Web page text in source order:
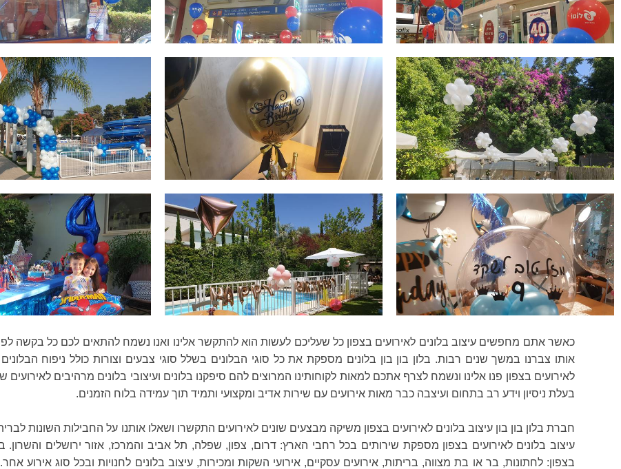
כאשר אתם מחפשים עיצוב בלונים לאירועים בצפון כל שעליכם לעשות הוא להתקשר אלינו ואנו נשמח להתאים לכם כל בקשה
אותו צברנו במשך שנים רבות. בלון בון בון בלונים מספקת את כל סוגי הבלונים בשלל סוגי צבעים וצורות כולל ניפוח
לאירועים בצפון פנו אלינו ונשמח לצרף אתכם למאות לקוחותינו המרוצים להם סיפקנו בלונים ועיצובי בלונים מרהיבים לאירועים
בעלת ניסיון וידע רב בתחום ועיצבה כבר מאות אירועים עם שירות אדיב ומקצועי ותמיד תוך עמידה בלוח הזמנים.
חברת בלון בון בון עיצוב בלונים לאירועים בצפון משיקה מבצעים שונים לאירועים התקשרו ושאלו אותנו על החבילות השונות
עיצוב בלונים לאירועים בצפון מספקת שירותים בכל רחבי הארץ: דרום, צפון, שפלה, תל אביב והמרכז, אזור ירושלים והשרון.
בצפון: לחתונות, בר או בת מצווה, בריתות, אירועים עסקיים, אירועי השקות ומכירות, עיצוב בלונים לחנויות ובכל סוג אירוע